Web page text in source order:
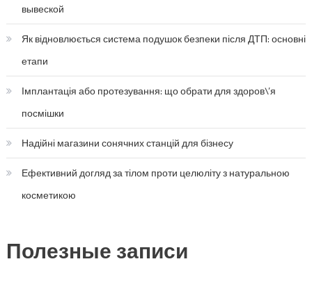
вывеской
Як відновлюється система подушок безпеки після ДТП: основні
етапи
Імплантація або протезування: що обрати для здоров\’я
посмішки
Надійні магазини сонячних станцій для бізнесу
Ефективний догляд за тілом проти целюліту з натуральною
косметикою
Полезные записи